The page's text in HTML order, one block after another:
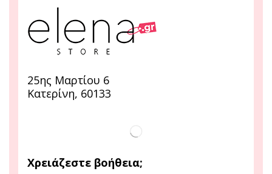
25ης Μαρτίου 6
Κατερίνη, 60133
Χρειάζεστε βοήθεια;